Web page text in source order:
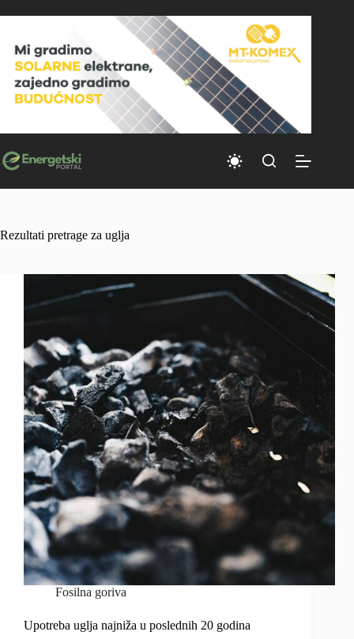
to
Rezultati pretrage za uglja
Fosilna goriva
Upotreba uglja najniža u poslednih 20 godina